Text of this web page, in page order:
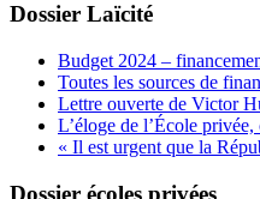
Dossier Laïcité
Budget 2024 –
Toutes les sources de
Lettre ouverte de Victor
L’éloge de l’École
« Il est urgent que la
Dossier écoles privées